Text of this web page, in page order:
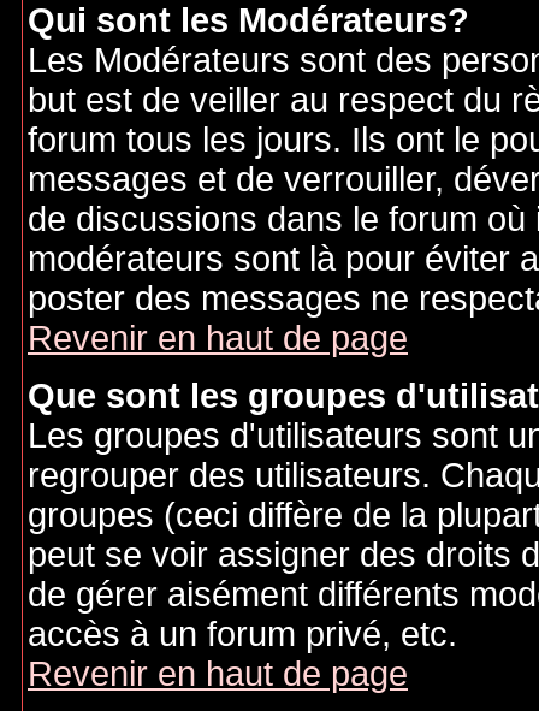
Qui sont les Modérateurs?
Les Modérateurs sont des
but est de veiller au respect du
forum tous les jours. Ils ont le
messages et de verrouiller,
de discussions dans le forum
modérateurs sont là pour éviter
poster des messages ne
Revenir en haut de page
Que sont les groupes
Les groupes d'utilisateurs sont
regrouper des utilisateurs.
groupes (ceci diffère de la
peut se voir assigner des droits
de gérer aisément différents
accès à un forum privé, etc.
Revenir en haut de page